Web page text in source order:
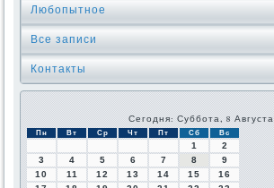
Любопытное
Все записи
Контакты
Сегодня: Суббота, 8 Августа
Пн Вт Ср Чт Пт Сб Вс
1
2
3
4 5 6 7 8
9
10
11 12 13 14 15
16